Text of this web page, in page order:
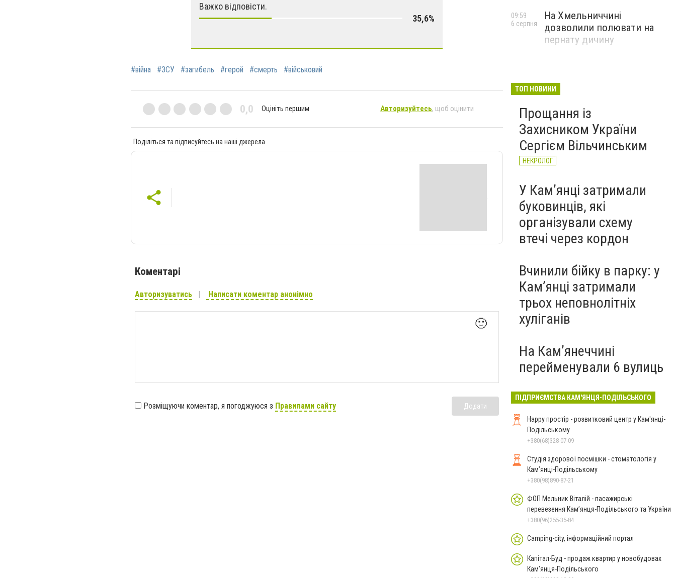
Важко відповісти.
35,6%
#війна #ЗСУ #загибель #герой #смерть #військовий
0,0 Оцініть першим Авторизуйтесь, щоб оцінити
Поділіться та підписуйтесь на наші джерела
Коментарі
Авторизуватись Написати коментар анонімно
🙂
Розміщуючи коментар, я погоджуюся з Правилами сайту Додати
На Хмельниччині
дозволили полювати на
пернату дичину
09:59
6 серпня
ТОП НОВИНИ
Прощання із
Захисником України
Сергієм Вільчинським
НЕКРОЛОГ
У Кам’янці затримали
буковинців, які
організували схему
втечі через кордон
Вчинили бійку в парку: у
Кам’янці затримали
трьох неповнолітніх
хуліганів
На Камʼянеччині
перейменували 6 вулиць
ПІДПРИЄМСТВА КАМ'ЯНЦЯ-ПОДІЛЬСЬКОГО
Happy простір - розвитковий центр у Кам'янці-
Подільському
+380(68)328-07-09
Студія здорової посмішки - стоматологія у
Кам’янці-Подільському
+380(98)890-87-21
ФОП Мельник Віталій - пасажирські
перевезення Кам’янця-Подільського та України
+380(96)255-35-84
Camping-city, інформаційний портал
Капітал-Буд - продаж квартир у новобудовах
Кам’янця-Подільського